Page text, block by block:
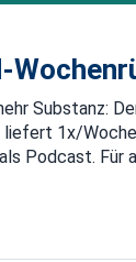
DWN:
DWN-Magazin
Substanz:
liefert 1x/
Podcast. Für